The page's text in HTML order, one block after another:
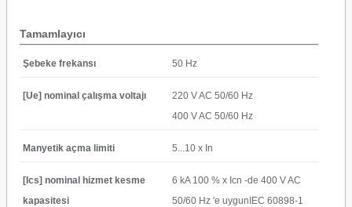
Tamamlayıcı
Şebeke frekansı 50 Hz
[Ue] nominal çalışma voltajı
220 V AC 50/60 Hz
400 V AC 50/60 Hz
Manyetik açma limiti 5...10 x In
[Ics] nominal hizmet kesme
kapasitesi
6 kA 100 % x Icn -de 400 V AC
50/60 Hz 'e uygunIEC 60898-1